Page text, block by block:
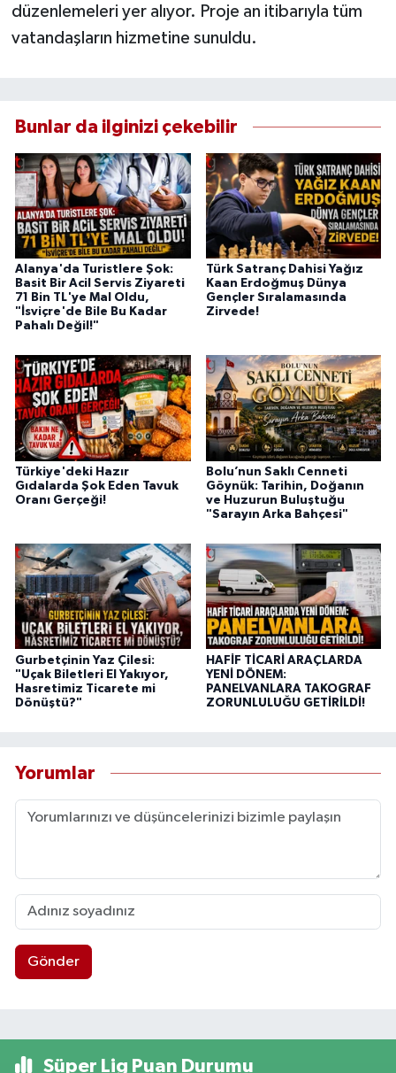
düzenlemeleri yer alıyor. Proje an itibarıyla tüm
vatandaşların hizmetine sunuldu.
Bunlar da ilginizi çekebilir
Alanya'da Turistlere Şok:
Basit Bir Acil Servis Ziyareti
71 Bin TL'ye Mal Oldu,
"İsviçre'de Bile Bu Kadar
Pahalı Değil!"
Türk Satranç Dahisi Yağız
Kaan Erdoğmuş Dünya
Gençler Sıralamasında
Zirvede!
Türkiye'deki Hazır
Gıdalarda Şok Eden Tavuk
Oranı Gerçeği!
Bolu’nun Saklı Cenneti
Göynük: Tarihin, Doğanın
ve Huzurun Buluştuğu
"Sarayın Arka Bahçesi"
Gurbetçinin Yaz Çilesi:
"Uçak Biletleri El Yakıyor,
Hasretimiz Ticarete mi
Dönüştü?"
HAFİF TİCARİ ARAÇLARDA
YENİ DÖNEM:
PANELVANLARA TAKOGRAF
ZORUNLULUĞU GETİRİLDİ!
Yorumlar
Gönder
Süper Lig Puan Durumu